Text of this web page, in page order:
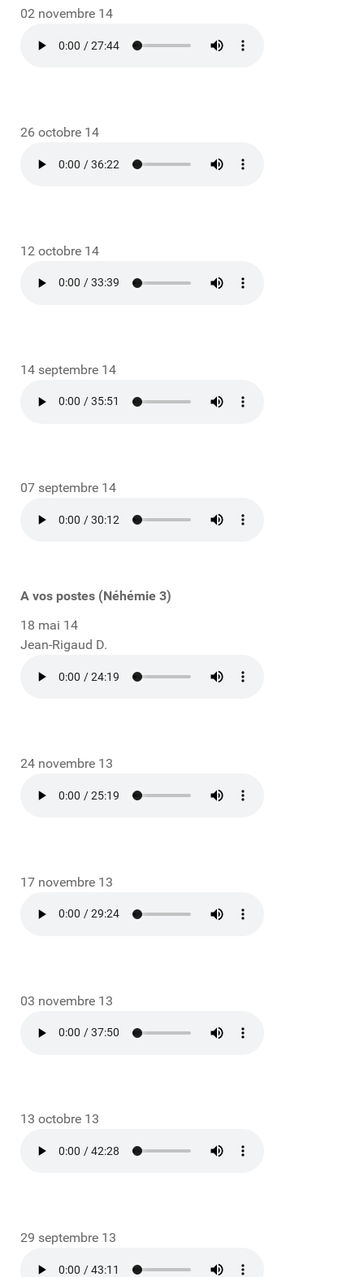
02 novembre 14
26 octobre 14
12 octobre 14
14 septembre 14
07 septembre 14
A vos postes (Néhémie 3)
18 mai 14
Jean-Rigaud D.
24 novembre 13
17 novembre 13
03 novembre 13
13 octobre 13
29 septembre 13